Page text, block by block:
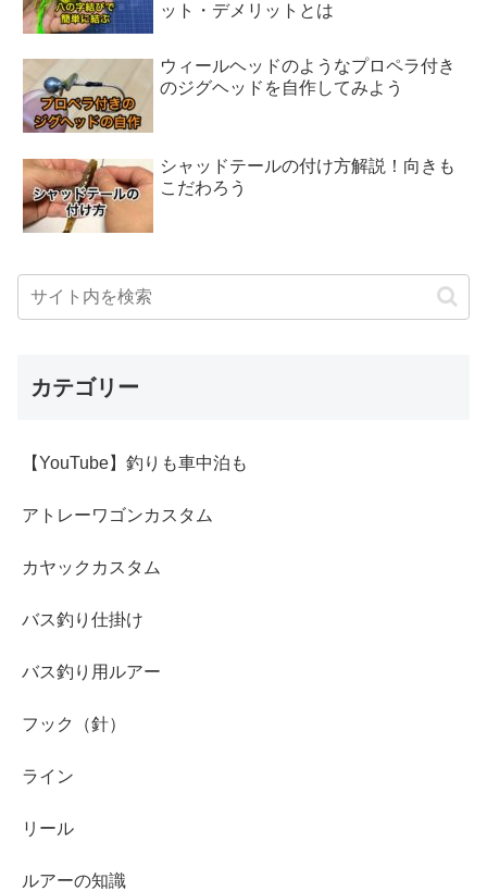
ット・デメリットとは
ウィールヘッドのようなプロペラ付き
のジグヘッドを自作してみよう
シャッドテールの付け方解説！向きも
こだわろう
カテゴリー
【YouTube】釣りも車中泊も
アトレーワゴンカスタム
カヤックカスタム
バス釣り仕掛け
バス釣り用ルアー
フック（針）
ライン
リール
ルアーの知識